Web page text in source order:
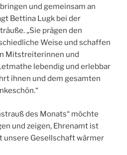
und gemeinsam an
Bettina Lugk bei der
„Sie prägen den
Weise und schaffen
Mitstreiterinnen und
lebendig und erlebbar
ihnen und dem gesamten
des Monats“ möchte
und zeigen, Ehrenamt ist
unsere Gesellschaft wärmer